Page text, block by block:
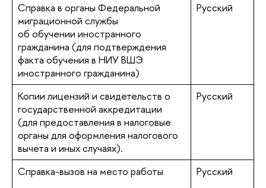
Справка в органы Федеральной
миграционной службы
об обучении иностранного
гражданина (для подтверждения
факта обучения в НИУ ВШЭ
иностранного гражданина)
Русский
Копии лицензий и свидетельств о
государственной аккредитации
(для предоставления в налоговые
органы для оформления налогового
вычета и иных случаях).
Русский
Справка-вызов на место работы
Русский